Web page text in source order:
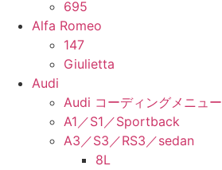
695
Alfa Romeo
147
Giulietta
Audi
Audi コーディングメニュー
A1／S1／Sportback
A3／S3／RS3／sedan
8L